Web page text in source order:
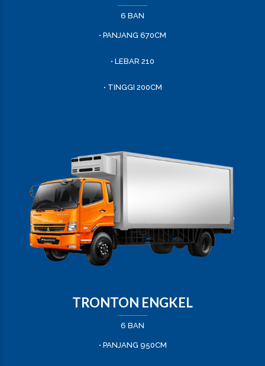
6 BAN
• PANJANG 670CM
• LEBAR 210
• TINGGI 200CM
TRONTON ENGKEL
6 BAN
• PANJANG 950CM